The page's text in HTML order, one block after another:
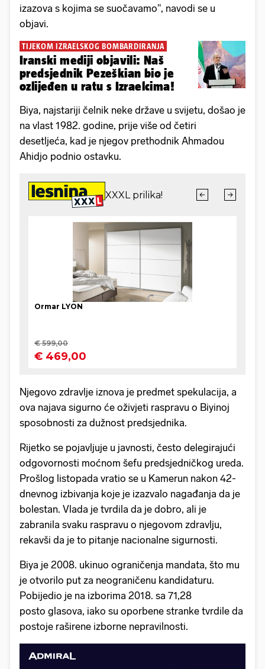
izazova s kojima se suočavamo", navodi se u
objavi.
TIJEKOM IZRAELSKOG BOMBARDIRANJA
Iranski mediji objavili: Naš
predsjednik Pezeškian bio je
ozlijeđen u ratu s Izraelcima!
Biya, najstariji čelnik neke države u svijetu, došao je
na vlast 1982. godine, prije više od četiri
desetljeća, kad je njegov prethodnik Ahmadou
Ahidjo podnio ostavku.
Njegovo zdravlje iznova je predmet spekulacija, a
ova najava sigurno će oživjeti raspravu o Biyinoj
sposobnosti za dužnost predsjednika.
Rijetko se pojavljuje u javnosti, često delegirajući
odgovornosti moćnom šefu predsjedničkog ureda.
Prošlog listopada vratio se u Kamerun nakon 42-
dnevnog izbivanja koje je izazvalo nagađanja da je
bolestan. Vlada je tvrdila da je dobro, ali je
zabranila svaku raspravu o njegovom zdravlju,
rekavši da je to pitanje nacionalne sigurnosti.
Biya je 2008. ukinuo ograničenja mandata, što mu
je otvorilo put za neograničenu kandidaturu.
Pobijedio je na izborima 2018. sa 71,28
posto glasova, iako su oporbene stranke tvrdile da
postoje raširene izborne nepravilnosti.